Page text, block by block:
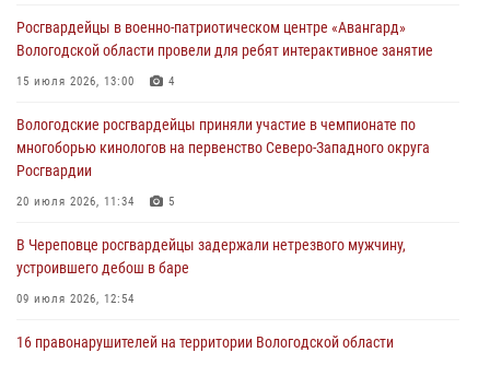
29 июля 2026, 13:20
В Вологде росгвардейцы задержали мужчину, подозреваемого в
29 июля 2026, 09:08
Росгвардейцы в военно-патриотическом центре «Авангард»
Вологодской области провели для ребят интерактивное занятие
15 июля 2026, 13:00 4
Вологодские росгвардейцы приняли участие в чемпионате по
многоборью кинологов на первенство Северо-Западного округа
Росгвардии
20 июля 2026, 11:34 5
В Череповце росгвардейцы задержали нетрезвого мужчину,
устроившего дебош в баре
09 июля 2026, 12:54
16 правонарушителей на территории Вологодской области